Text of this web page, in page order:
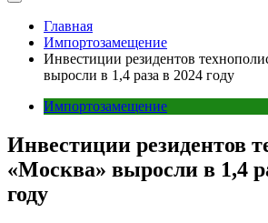
Главная
Импортозамещение
Инвестиции резидентов
выросли в 1,4 раза в 2024 году
Импортозамещение
Инвестиции резидентов
«Москва» выросли в 1,4
году